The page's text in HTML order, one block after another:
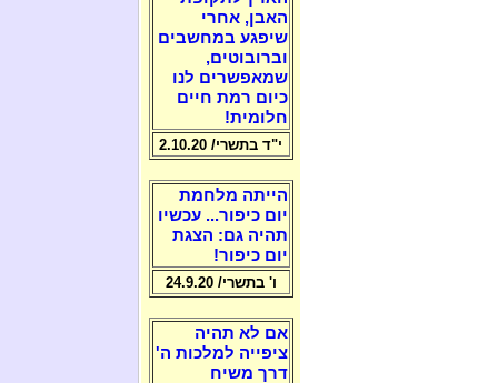
האבן, אחרי
שיפגע במחשבים
וברובוטים,
שמאפשרים לנו
כיום רמת חיים
חלומית!
י"ד בתשרי/ 2.10.20
הייתה מלחמת
יום כיפור... עכשיו
תהיה גם: הצגת
יום כיפור!
ו' בתשרי/ 24.9.20
אם לא תהיה
ציפייה למלכות ה'
דרך משיח